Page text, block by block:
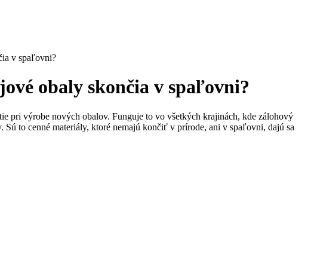
v spaľovni?
obaly skončia v spaľovni?
pri výrobe nových obalov. Funguje to vo všetkých krajinách, kde zálohový
to cenné materiály, ktoré nemajú končiť v prírode, ani v spaľovni, dajú sa